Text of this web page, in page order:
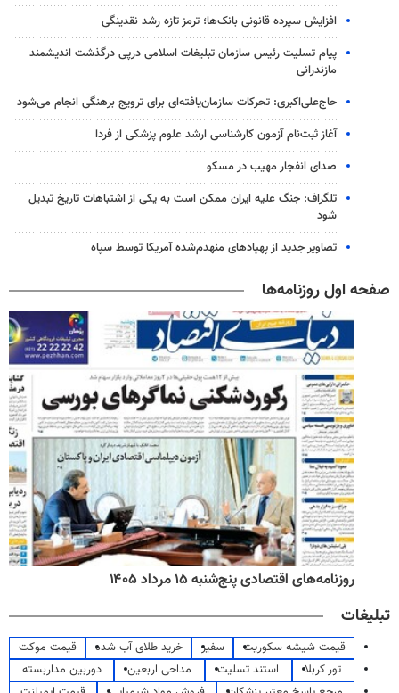
افزایش سپرده قانونی بانک‌ها؛ ترمز تازه رشد نقدینگی
پیام تسلیت رئیس سازمان تبلیغات اسلامی درپی درگذشت اندیشمند
مازندرانی
حاج‌علی‌اکبری: تحرکات سازمان‌یافته‌ای برای ترویج برهنگی انجام می‌شود
آغاز ثبت‌نام‌ آزمون کارشناسی ارشد علوم پزشکی از فردا
صدای انفجار مهیب در مسکو
تلگراف: جنگ علیه ایران ممکن است به یکی از اشتباهات تاریخ تبدیل
شود
تصاویر جدید از پهپادهای منهدم‌شده آمریکا توسط سپاه
صفحه اول روزنامه‌ها
روزنامه‌های اقتصادی پنج‌شنبه ۱۵ مرداد ۱۴۰۵
تبلیغات
قیمت شیشه سکوریت سفیر خرید طلای آب شده
قیمت موکت
تور کربلا
استند تسلیت مداحی اربعین
دوربین مداربسته